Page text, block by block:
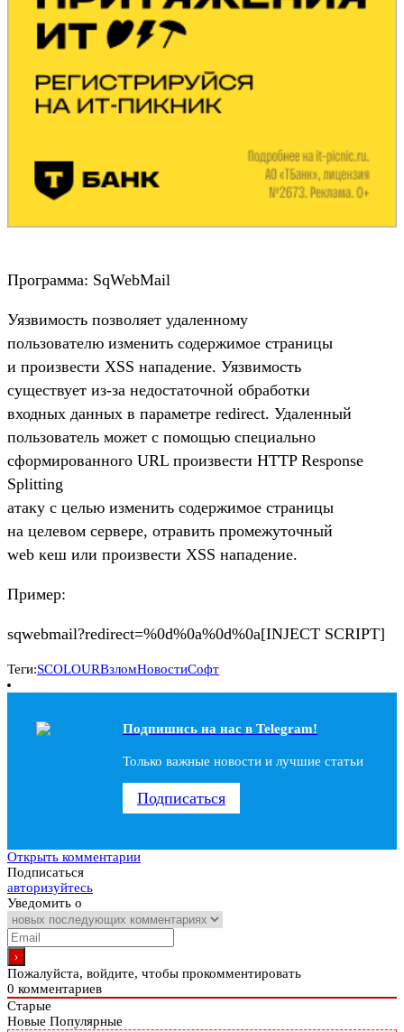
Программа: SqWebMail
Уязвимость позволяет удаленному
пользователю изменить содержимое страницы
и произвести XSS нападение. Уязвимость
существует из-за недостаточной обработки
входных данных в параметре redirect. Удаленный
пользователь может с помощью специально
сформированного URL произвести HTTP Response
Splitting
атаку с целью изменить содержимое страницы
на целевом сервере, отравить промежуточный
web кеш или произвести XSS нападение.
Пример:
sqwebmail?redirect=%0d%0a%0d%0a[INJECT SCRIPT]
Теги:SCOLOURВзломНовостиСофт
Подпишись на наc в Telegram!
Только важные новости и лучшие статьи
Подписаться
Открыть комментарии
Подписаться
авторизуйтесь
Уведомить о
Пожалуйста, войдите, чтобы прокомментировать
0 комментариев
Старые
Новые Популярные